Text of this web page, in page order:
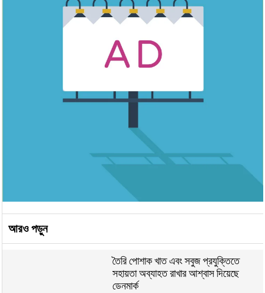
আরও পড়ুন
তৈরি পোশাক খাত এবং সবুজ প্রযুক্তিতে
সহায়তা অব্যাহত রাখার আশ্বাস দিয়েছে
ডেনমার্ক